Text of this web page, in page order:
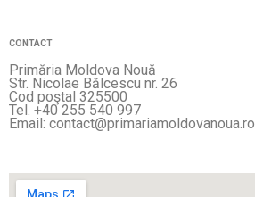
CONTACT
Primăria Moldova Nouă
Str. Nicolae Bălcescu nr. 26
Cod poştal 325500
Tel. +40 255 540 997
Email: contact@primariamoldovanoua.ro